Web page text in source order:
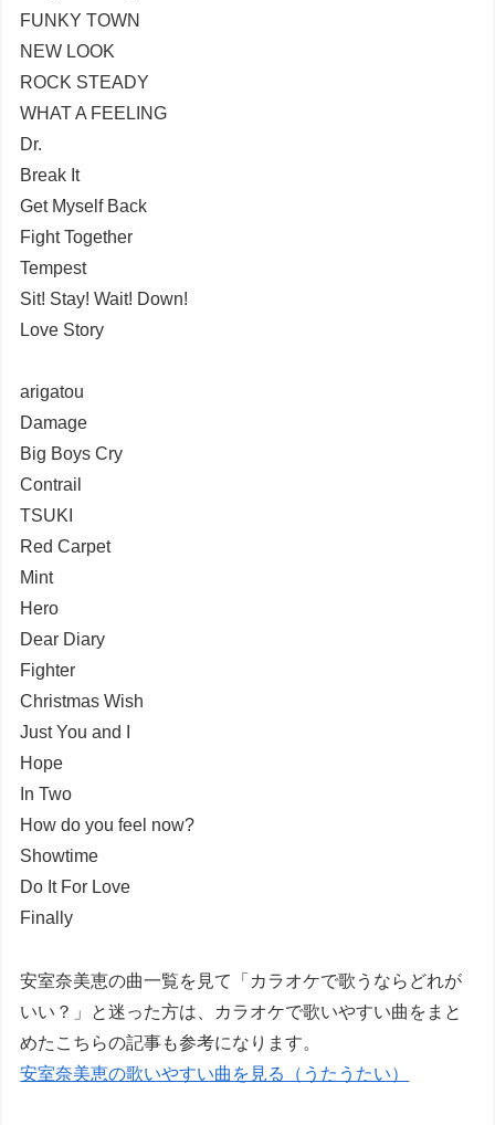
FUNKY TOWN
NEW LOOK
ROCK STEADY
WHAT A FEELING
Dr.
Break It
Get Myself Back
Fight Together
Tempest
Sit! Stay! Wait! Down!
Love Story
arigatou
Damage
Big Boys Cry
Contrail
TSUKI
Red Carpet
Mint
Hero
Dear Diary
Fighter
Christmas Wish
Just You and I
Hope
In Two
How do you feel now?
Showtime
Do It For Love
Finally
安室奈美恵の曲一覧を見て「カラオケで歌うならどれが
いい？」と迷った方は、カラオケで歌いやすい曲をまと
めたこちらの記事も参考になります。
安室奈美恵の歌いやすい曲を見る（うたうたい）